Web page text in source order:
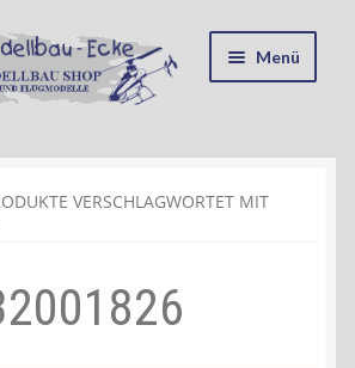
Menü
und Umwelt
VERSCHLAGWORTET MIT